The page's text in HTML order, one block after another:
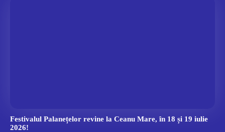
Festivalul Palanețelor revine la Ceanu Mare, în 18 și 19 iulie
2026!